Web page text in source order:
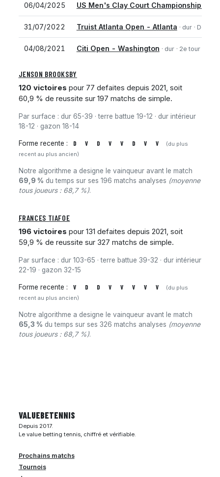
06/04/2025 US Men's Clay Court Championship -
31/07/2022 Truist Atlanta Open - Atlanta · dur · Demi-
04/08/2021 Citi Open - Washington · dur · 2e tour
JENSON BROOKSBY
120 victoires pour 77 defaites depuis 2021, soit
60,9 % de reussite sur 197 matchs de simple.
Par surface : dur 65-39 · terre battue 19-12 · dur intérieur
18-12 · gazon 18-14
Forme recente : D V D V V D V V
(du plus
recent au plus ancien)
Notre algorithme a designe le vainqueur avant le match
69,9 % du temps sur ses 196 matchs analyses (moyenne
tous joueurs : 68,7 %).
FRANCES TIAFOE
196 victoires pour 131 defaites depuis 2021, soit
59,9 % de reussite sur 327 matchs de simple.
Par surface : dur 103-65 · terre battue 39-32 · dur intérieur
22-19 · gazon 32-15
Forme recente : V D D V V V V V
(du plus
recent au plus ancien)
Notre algorithme a designe le vainqueur avant le match
65,3 % du temps sur ses 326 matchs analyses (moyenne
tous joueurs : 68,7 %).
VALUEBETENNIS
Depuis 2017.
Le value betting tennis, chiffré et vérifiable.
Prochains matchs
Tournois